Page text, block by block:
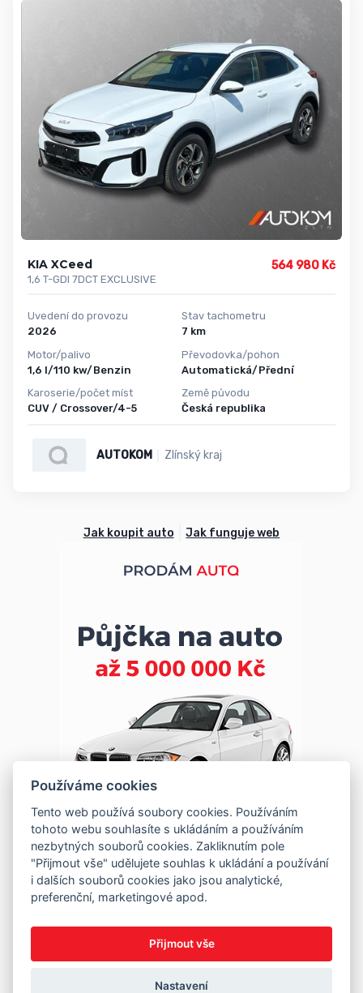
KIA XCeed
1,6 T-GDI 7DCT EXCLUSIVE
564 980 Kč
Uvedení do provozu
2026
Motor/palivo
1,6 l/110 kw/Benzin
Karoserie/počet míst
CUV / Crossover/4-5
Stav tachometru
7 km
Převodovka/pohon
Automatická/Přední
Země původu
Česká republika
AUTOKOM Zlínský kraj
Jak koupit auto Jak funguje web
Používáme cookies
Tento web používá soubory cookies. Používáním
tohoto webu souhlasíte s ukládáním a používáním
nezbytných souborů cookies. Zakliknutím pole
"Přijmout vše" udělujete souhlas k ukládání a používání
i dalších souborů cookies jako jsou analytické,
preferenční, marketingové apod.
Přijmout vše
Nastavení